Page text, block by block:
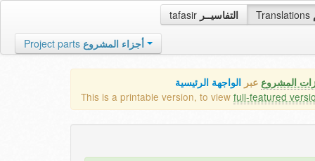
tafasir التفاسيــر Translations
Project parts أجزاء المشروع
المشروع عبر الواجهة الرئيسية
This is a printable version, to view full-featured